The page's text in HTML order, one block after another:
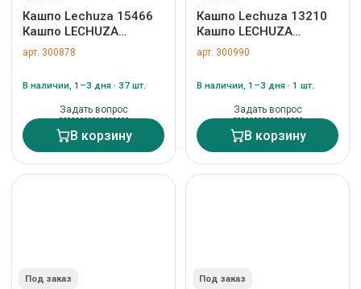
Кашпо Lechuza 15466
Кашпо LECHUZA
Дельта 10 Серо-
коричневое с
ZN-300878
арт. 300878
В наличии, 1–3 дня · 37 шт.
Задать вопрос
В корзину
Кашпо Lechuza 13210
Кашпо LECHUZA
Классико Колор 35
Белое все-в-одном арт.
арт. 300990
В наличии, 1–3 дня · 1 шт.
Задать вопрос
В корзину
Под заказ Под заказ